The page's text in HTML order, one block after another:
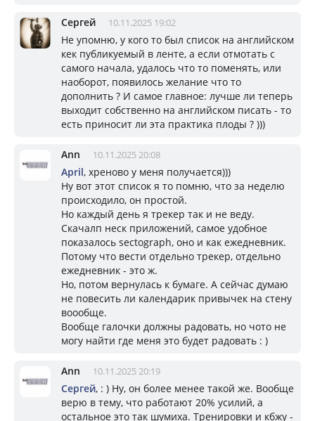
Сергей 10.11.2025 19:02
Не упомню, у кого то был список на английском
кек публикуемый в ленте, а если отмотать с
самого начала, удалось что то поменять, или
наоборот, появилось желание что то
дополнить ? И самое главное: лучше ли теперь
выходит собственно на английском писать - то
есть приносит ли эта практика плоды ? )))
Ann 10.11.2025 20:08
April, хреново у меня получается)))
Ну вот этот список я то помню, что за неделю
происходило, он простой.
Но каждый день я трекер так и не веду.
Скачалп неск приложений, самое удобное
показалось sectograph, оно и как ежедневник.
Потому что вести отдельно трекер, отдельно
ежедневник - это ж.
Но, потом вернулась к бумаге. А сейчас думаю
не повесить ли календарик привычек на стену
воообще.
Вообще галочки должны радовать, но чото не
могу найти где меня это будет радовать : )
Ann 10.11.2025 20:19
Сергей, : ) Ну, он более менее такой же. Вообще
верю в тему, что работают 20% усилий, а
остальное это так шумиха. Тренировки и кбжу -